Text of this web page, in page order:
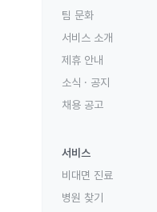
팀 문화
서비스 소개
제휴 안내
소식 · 공지
채용 공고
서비스
비대면 진료
병원 찾기